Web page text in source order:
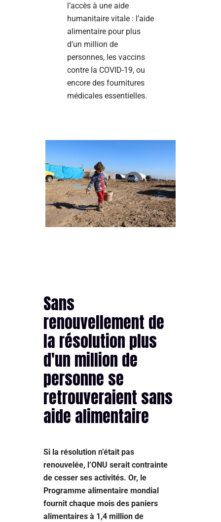
l’accès à une aide
humanitaire vitale : l’aide
alimentaire pour plus
d’un million de
personnes, les vaccins
contre la COVID-19, ou
encore des fournitures
médicales essentielles.
Sans
renouvellement de
la résolution plus
d'un million de
personne se
retrouveraient sans
aide alimentaire
Si la résolution n’était pas
renouvelée, l’ONU serait contrainte
de cesser ses activités. Or, le
Programme alimentaire mondial
fournit chaque mois des paniers
alimentaires à 1,4 million de